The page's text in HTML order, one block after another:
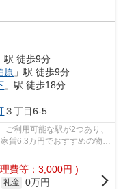
駅 徒歩9分
原 」駅 徒歩9分
」駅 徒歩18分
３丁目6-5
利用可能な駅が2つあり、
賃6.3万円でおすすめの物件
費等：3,000円 )
礼金 0万円